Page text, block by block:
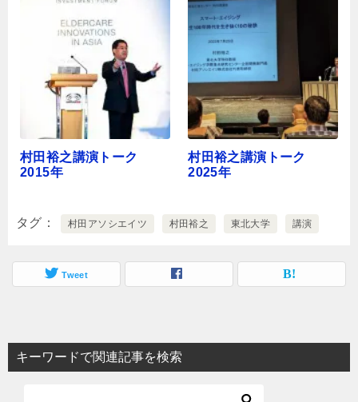
村田裕之講演トーク
2015年
村田裕之講演トーク
2025年
タグ 村田アソシエイツ 村田裕之 東北大学 講演
Tweet
キーワードで関連記事を検索